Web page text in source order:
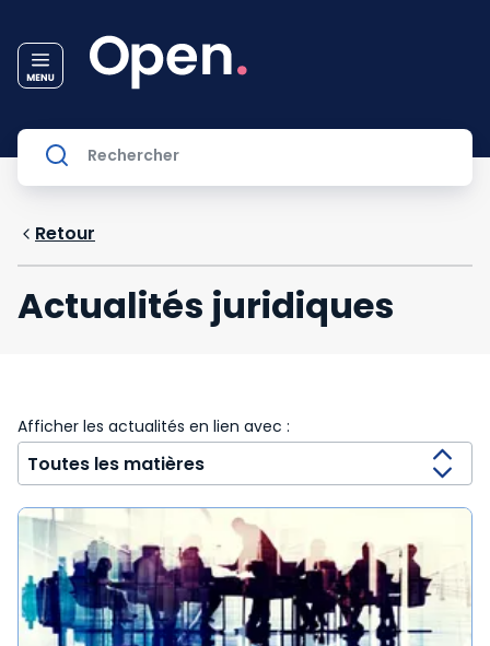
Retour
Actualités juridiques
Afficher les actualités en lien avec :